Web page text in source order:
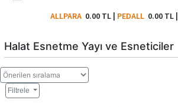
ALLPARA 0.00 TL| PEDALL 0.00 TL|
Halat Esnetme Yayı ve Esneticiler
Filtrele